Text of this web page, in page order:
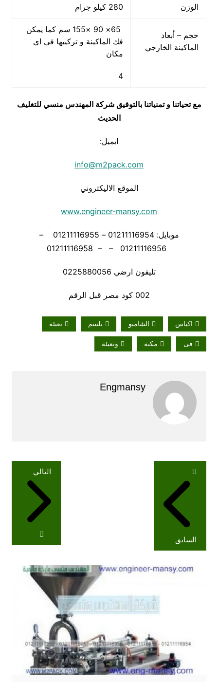
الوزن 280 كيلو جرام
حجم – أبعاد
الماكينة الخارجي
65× 90 ×155 سم كما يمكن
فك الماكينة و تركيبها في اي
مكان
4
مع تحياتنا و تمنياتنا بالتوفيق شركة المهندس منسي للتغليف
الحديث
ايميل:
info@m2pack.com
الموقع الاليكتروني
www.engineer-mansy.com
موبايل: 01211116954 – 01211116955 –
تليفون ارضي 0225880056
002 كود مصر قبل الرقم
اكياس الشامبو بلسم تعبئة
فى مكنة وتعبئة
Engmansy
تصفّح
المقالات
السابق
التالي